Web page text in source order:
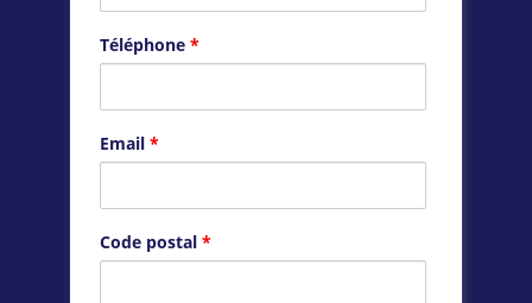
Téléphone *
Email *
Code postal *